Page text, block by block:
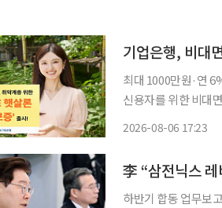
기업은행, 비대
최대 1000만원·연 6%…성실
신용자를 위한 비대면 정책서민금
2026-08-06 17:23
하반기 합동 업무보